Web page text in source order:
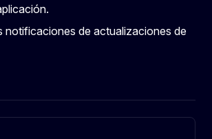
notificaciones de actualizaciones de